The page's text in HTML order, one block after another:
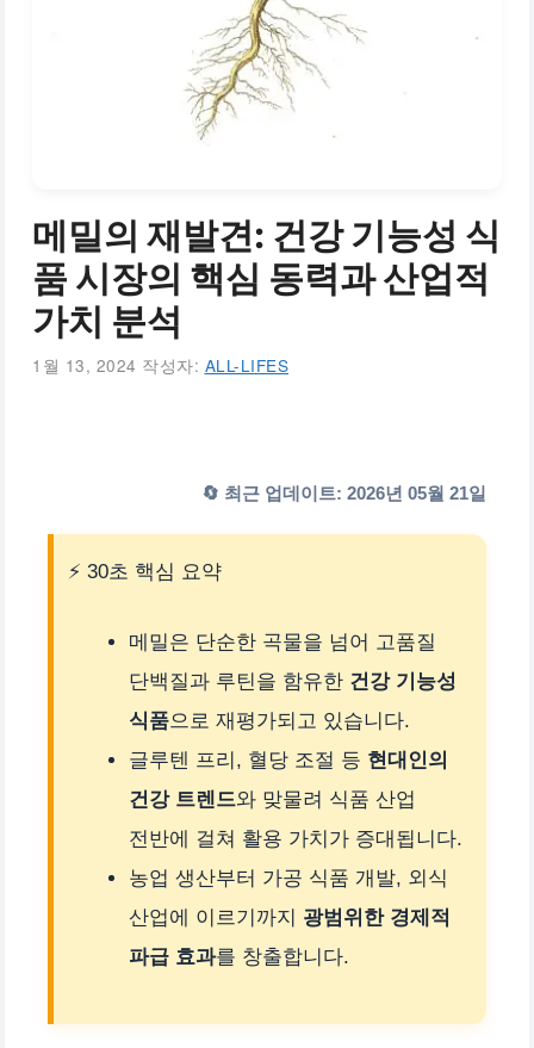
메밀의 재발견: 건강 기능성 식
품 시장의 핵심 동력과 산업적
가치 분석
1월 13, 2024 작성자: ALL-LIFES
🔄 최근 업데이트: 2026년 05월 21일
⚡ 30초 핵심 요약
메밀은 단순한 곡물을 넘어 고품질
단백질과 루틴을 함유한 건강 기능성
식품으로 재평가되고 있습니다.
글루텐 프리, 혈당 조절 등 현대인의
건강 트렌드와 맞물려 식품 산업
전반에 걸쳐 활용 가치가 증대됩니다.
농업 생산부터 가공 식품 개발, 외식
산업에 이르기까지 광범위한 경제적
파급 효과를 창출합니다.